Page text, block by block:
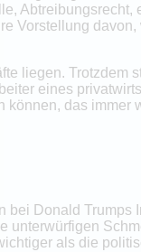
Vorstellung
liegen. Trotzdem
eines
das immer
Donald Trumps
unterwürfigen
als die